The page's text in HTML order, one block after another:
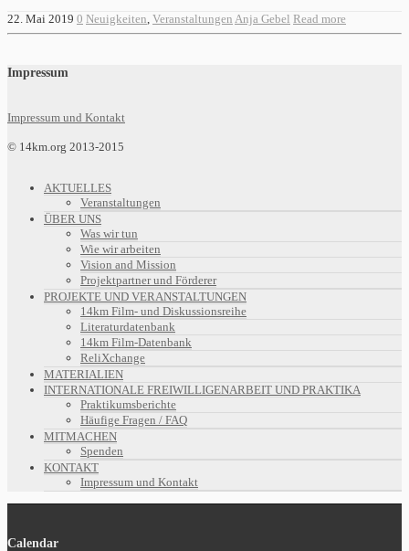
22. Mai 2019 0 Neuigkeiten, Veranstaltungen Anja Gebel Read more
Impressum
Impressum und Kontakt
© 14km.org 2013-2015
AKTUELLES
Veranstaltungen
ÜBER UNS
Was wir tun
Wie wir arbeiten
Vision and Mission
Projektpartner und Förderer
PROJEKTE UND VERANSTALTUNGEN
14km Film- und Diskussionsreihe
Literaturdatenbank
14km Film-Datenbank
ReliXchange
MATERIALIEN
INTERNATIONALE FREIWILLIGENARBEIT UND PRAKTIKA
Praktikumsberichte
Häufige Fragen / FAQ
MITMACHEN
Spenden
KONTAKT
Impressum und Kontakt
Calendar